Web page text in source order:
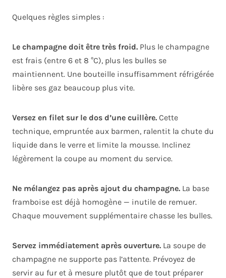
Quelques règles simples :
Le champagne doit être très froid. Plus le champagne
est frais (entre 6 et 8 °C), plus les bulles se
maintiennent. Une bouteille insuffisamment réfrigérée
libère ses gaz beaucoup plus vite.
Versez en filet sur le dos d’une cuillère. Cette
technique, empruntée aux barmen, ralentit la chute du
liquide dans le verre et limite la mousse. Inclinez
légèrement la coupe au moment du service.
Ne mélangez pas après ajout du champagne. La base
framboise est déjà homogène — inutile de remuer.
Chaque mouvement supplémentaire chasse les bulles.
Servez immédiatement après ouverture. La soupe de
champagne ne supporte pas l’attente. Prévoyez de
servir au fur et à mesure plutôt que de tout préparer